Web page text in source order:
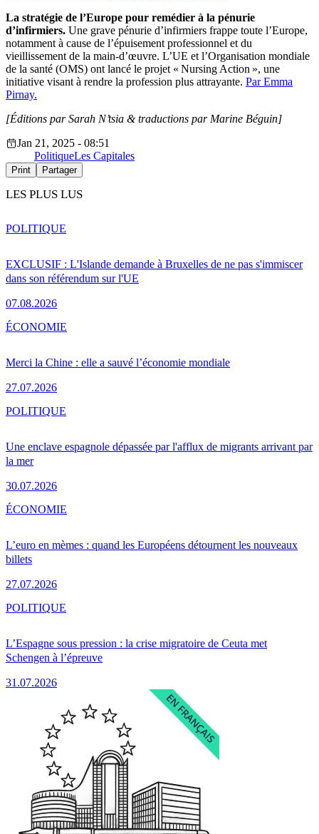
La stratégie de l’Europe pour remédier à la pénurie
d’infirmiers. Une grave pénurie d’infirmiers frappe toute l’Europe,
notamment à cause de l’épuisement professionnel et du
vieillissement de la main-d’œuvre. L’UE et l’Organisation mondiale
de la santé (OMS) ont lancé le projet « Nursing Action », une
initiative visant à rendre la profession plus attrayante. Par Emma
Pirnay.
[Éditions par Sarah N’tsia & traductions par Marine Béguin]
Jan 21, 2025 - 08:51
PolitiqueLes Capitales
Print Partager
LES PLUS LUS
EXCLUSIF : L'Islande demande à Bruxelles de ne pas s'immiscer
dans son référendum sur l'UE
07.08.2026
POLITIQUE
Merci la Chine : elle a sauvé l’économie mondiale
27.07.2026
ÉCONOMIE
Une enclave espagnole dépassée par l'afflux de migrants arrivant par
la mer
30.07.2026
POLITIQUE
L’euro en mèmes : quand les Européens détournent les nouveaux
billets
27.07.2026
ÉCONOMIE
L’Espagne sous pression : la crise migratoire de Ceuta met
Schengen à l’épreuve
31.07.2026
POLITIQUE